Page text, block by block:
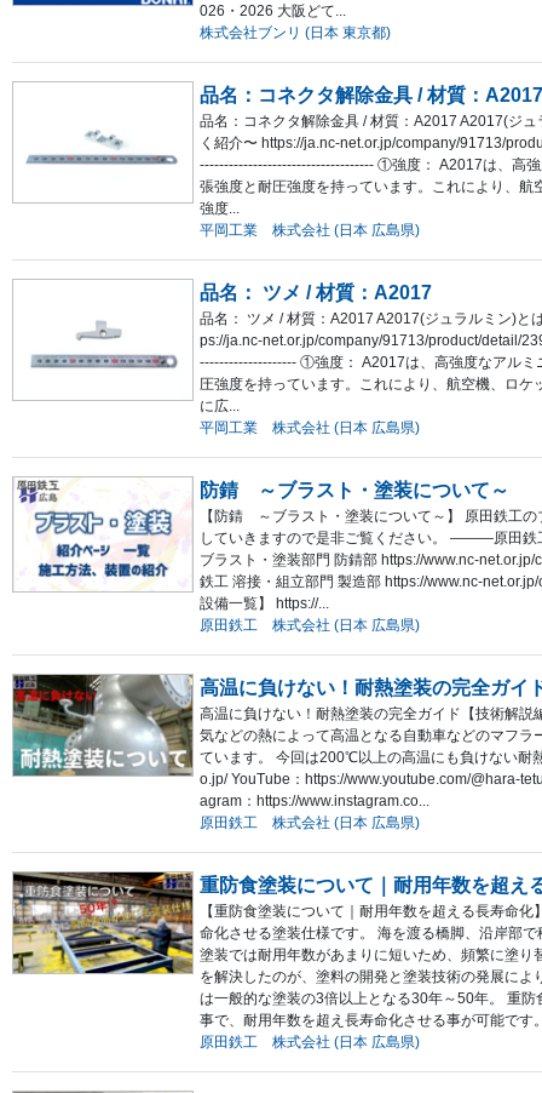
026・2026 大阪どて...
株式会社ブンリ (日本 東京都)
品名：コネクタ解除金具 / 材質：A2017
品名：コネクタ解除金具 / 材質：A2017 A2017(ジ
く紹介〜 https://ja.nc-net.or.jp/company/91713/
------------------------------------ ①強度： A2017は、高
張強度と耐圧強度を持っています。これにより、
強度...
平岡工業 株式会社 (日本 広島県)
品名： ツメ / 材質：A2017
品名： ツメ / 材質：A2017 A2017(ジュラルミン)と
ps://ja.nc-net.or.jp/company/91713/product/detail/
-------------------- ①強度： A2017は、高強度なアル
圧強度を持っています。これにより、航空機、ロ
に広...
平岡工業 株式会社 (日本 広島県)
防錆 ～ブラスト・塗装について～
【防錆 ～ブラスト・塗装について～】 原田鉄工
していきますので是非ご覧ください。 ―――原田
ブラスト・塗装部門 防錆部 https://www.nc-
鉄工 溶接・組立部門 製造部 https://www.nc-
設備一覧】 https://...
原田鉄工 株式会社 (日本 広島県)
高温に負けない！耐熱塗装の完全ガイ
高温に負けない！耐熱塗装の完全ガイド【技術解
気などの熱によって高温となる自動車などのマフ
ています。 今回は200℃以上の高温にも負けない耐
o.jp/ YouTube：https://www.youtube.com/@hara-
agram：https://www.instagram.co...
原田鉄工 株式会社 (日本 広島県)
重防食塗装について｜耐用年数を超え
【重防食塗装について｜耐用年数を超える長寿命
命化させる塗装仕様です。 海を渡る橋脚、沿岸部
塗装では耐用年数があまりに短いため、頻繁に塗
を解決したのが、塗料の開発と塗装技術の発展に
は一般的な塗装の3倍以上となる30年～50年。 重
事で、耐用年数を超え長寿命化させる事が可能です
原田鉄工 株式会社 (日本 広島県)